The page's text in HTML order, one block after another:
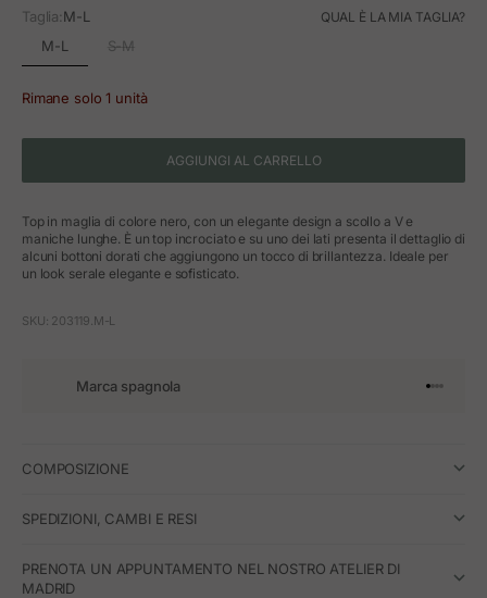
Taglia:M-L QUAL È LA MIA TAGLIA?
M-L S-M
Rimane solo 1 unità
AGGIUNGI AL CARRELLO
Top in maglia di colore nero, con un elegante design a scollo a V e
maniche lunghe. È un top incrociato e su uno dei lati presenta il dettaglio di
alcuni bottoni dorati che aggiungono un tocco di brillantezza. Ideale per
un look serale elegante e sofisticato.
SKU: 203119.M-L
Marca spagnola Vai
Vai
Vai
Vai
COMPOSIZIONE
SPEDIZIONI, CAMBI E RESI
PRENOTA UN APPUNTAMENTO NEL NOSTRO ATELIER DI
MADRID